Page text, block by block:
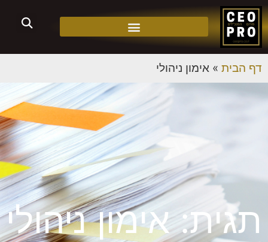
דף הבית » אימון ניהולי
תגית: אימון ניהולי